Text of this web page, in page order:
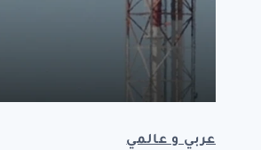
عربي و عالمي